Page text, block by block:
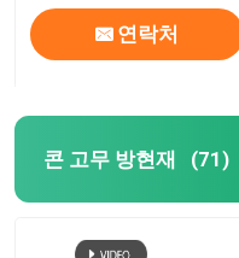
연락처
콘 고무 방현재 (71)